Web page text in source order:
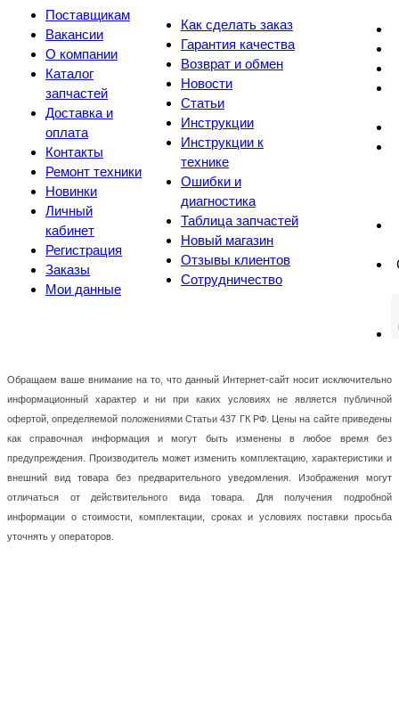
Поставщикам
Вакансии
О компании
Каталог
запчастей
Доставка и
оплата
Контакты
Ремонт техники
Новинки
Личный
кабинет
Регистрация
Заказы
Мои данные
Как сделать заказ
Гарантия качества
Возврат и обмен
Новости
Статьи
Инструкции
Инструкции к
технике
Ошибки и
диагностика
Таблица запчастей
Новый магазин
Отзывы клиентов
Сотрудничество
Обращаем ваше внимание на то, что данный Интернет-сайт носит исключительно
информационный характер и ни при каких условиях не является публичной
офертой, определяемой положениями Статьи 437 ГК РФ. Цены на сайте приведены
как справочная информация и могут быть изменены в любое время без
предупреждения. Производитель может изменить комплектацию, характеристики и
внешний вид товара без предварительного уведомления. Изображения могут
отличаться от действительного вида товара. Для получения подробной
информации о стоимости, комплектации, сроках и условиях поставки просьба
уточнять у операторов.